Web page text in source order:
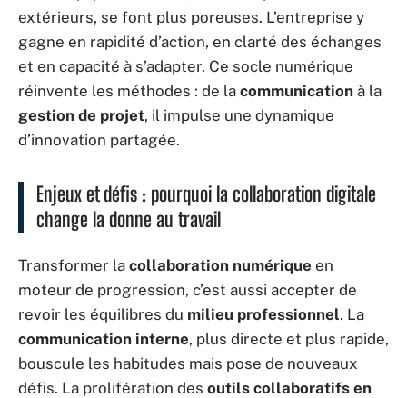
extérieurs, se font plus poreuses. L’entreprise y
gagne en rapidité d’action, en clarté des échanges
et en capacité à s’adapter. Ce socle numérique
réinvente les méthodes : de la communication à la
gestion de projet, il impulse une dynamique
d’innovation partagée.
Enjeux et défis : pourquoi la collaboration digitale
change la donne au travail
Transformer la collaboration numérique en
moteur de progression, c’est aussi accepter de
revoir les équilibres du milieu professionnel. La
communication interne, plus directe et plus rapide,
bouscule les habitudes mais pose de nouveaux
défis. La prolifération des outils collaboratifs en